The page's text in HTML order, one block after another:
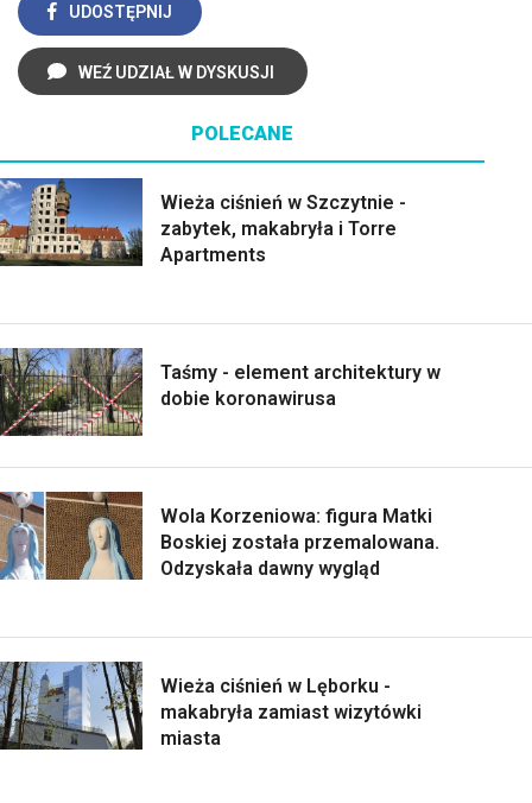
UDOSTĘPNIJ
WEŹ UDZIAŁ W DYSKUSJI
POLECANE
Wieża ciśnień w Szczytnie -
zabytek, makabryła i Torre
Apartments
Taśmy - element architektury w
dobie koronawirusa
Wola Korzeniowa: figura Matki
Boskiej została przemalowana.
Odzyskała dawny wygląd
Wieża ciśnień w Lęborku -
makabryła zamiast wizytówki
miasta